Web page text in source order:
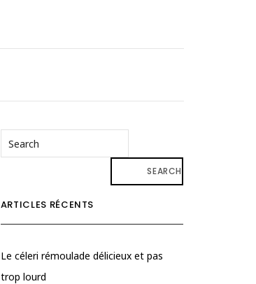
SEARCH
ARTICLES RÉCENTS
Le céleri rémoulade délicieux et pas
trop lourd